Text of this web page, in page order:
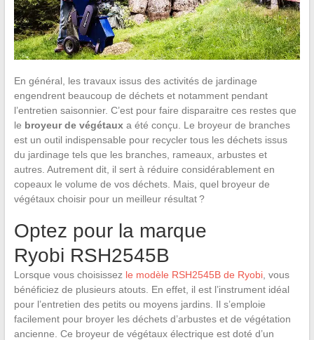
En général, les travaux issus des activités de jardinage
engendrent beaucoup de déchets et notamment pendant
l’entretien saisonnier. C’est pour faire disparaitre ces restes que
le broyeur de végétauxa été conçu. Le broyeur de branches
est un outil indispensable pour recycler tous les déchets issus
du jardinage tels que les branches, rameaux, arbustes et
autres. Autrement dit, il sert à réduire considérablement en
copeaux le volume de vos déchets. Mais, quel broyeur de
végétaux choisir pour un meilleur résultat ?
Optez pour la marque
Ryobi RSH2545B
Lorsque vous choisissez le modèle RSH2545B de Ryobi, vous
bénéficiez de plusieurs atouts. En effet, il est l’instrument idéal
pour l’entretien des petits ou moyens jardins. Il s’emploie
facilement pour broyer les déchets d’arbustes et de végétation
ancienne. Ce broyeur de végétaux électrique est doté d’un